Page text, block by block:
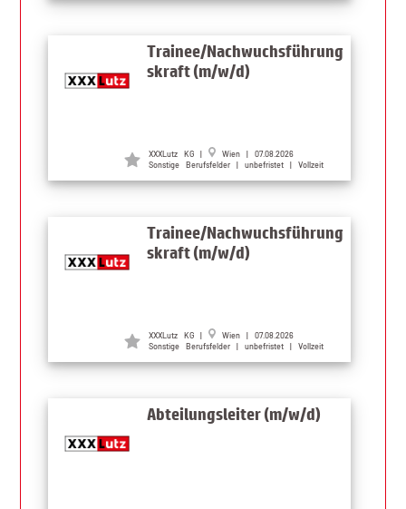
Trainee/Nachwuchsführung
skraft (m/w/d)
XXXLutz KG |
Wien | 07.08.2026
Sonstige Berufsfelder | unbefristet | Vollzeit
Trainee/Nachwuchsführung
skraft (m/w/d)
XXXLutz KG |
Wien | 07.08.2026
Sonstige Berufsfelder | unbefristet | Vollzeit
Abteilungsleiter (m/w/d)